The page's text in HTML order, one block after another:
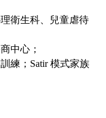
衛生科、兒童虐待
中心；
練；Satir 模式家族